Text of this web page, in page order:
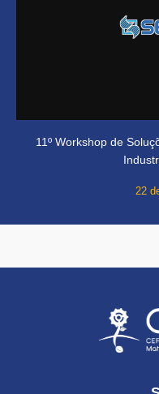
11º Workshop de
22